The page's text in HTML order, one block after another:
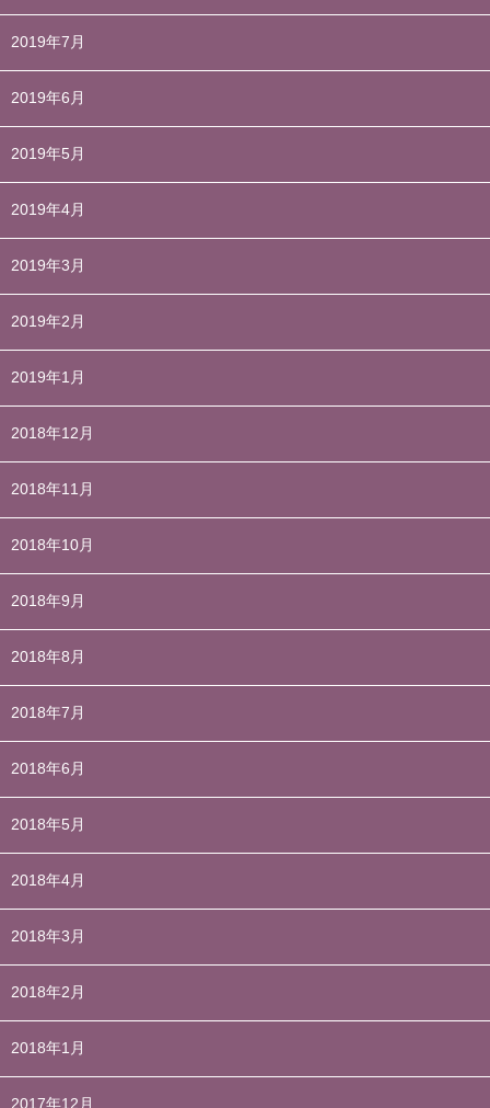
2019年7月
2019年6月
2019年5月
2019年4月
2019年3月
2019年2月
2019年1月
2018年12月
2018年11月
2018年10月
2018年9月
2018年8月
2018年7月
2018年6月
2018年5月
2018年4月
2018年3月
2018年2月
2018年1月
2017年12月